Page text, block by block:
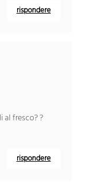
rispondere
al fresco? ?
rispondere